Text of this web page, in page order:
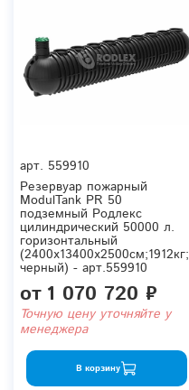
арт. 559910
Резервуар пожарный
ModulTank PR 50
подземный Родлекс
цилиндрический 50000 л.
горизонтальный
(2400x13400x2500см;1912кг;
черный) - арт.559910
от 1 070 720 ₽
Точную цену уточняйте у
менеджера
В корзину